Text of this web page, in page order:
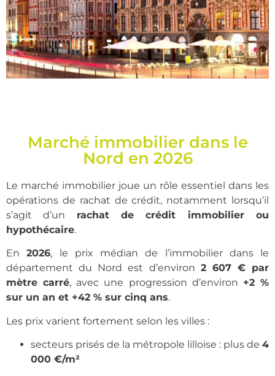
en agence ou chez
vous !
Marché immobilier dans le
Nord en 2026
Le marché immobilier joue un rôle essentiel dans les
opérations de rachat de crédit, notamment lorsqu’il
s’agit d’un rachat de crédit immobilier ou
hypothécaire.
En2026, le prix médian de l’immobilier dans le
département du Nord est d’environ 2 607 € par
mètre carré, avec une progression d’environ +2 %
sur un an et +42 % sur cinq ans.
Les prix varient fortement selon les villes :
secteurs prisés de la métropole lilloise : plus de 4
000 €/m²